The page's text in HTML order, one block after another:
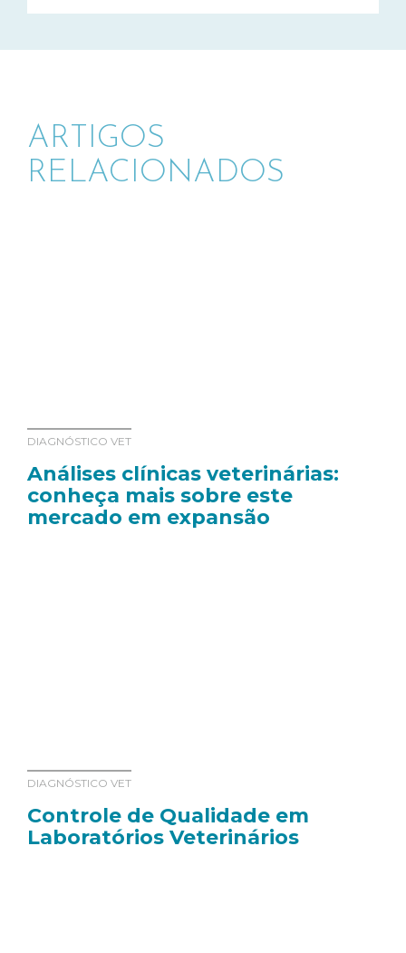
ARTIGOS
RELACIONADOS
DIAGNÓSTICO VET
Análises clínicas veterinárias:
conheça mais sobre este
mercado em expansão
DIAGNÓSTICO VET
Controle de Qualidade em
Laboratórios Veterinários